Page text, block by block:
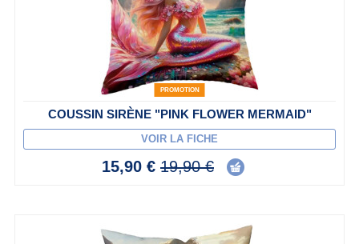
PROMOTION
COUSSIN SIRÈNE "PINK FLOWER MERMAID"
VOIR LA FICHE
15,90 € 19,90 €